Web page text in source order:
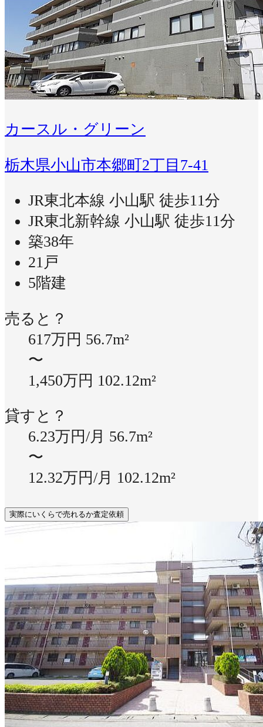
カースル・グリーン
栃木県小山市本郷町2丁目7-41
JR東北本線 小山駅 徒歩11分
JR東北新幹線 小山駅 徒歩11分
築38年
21戸
5階建
売ると？
617万円 56.7m²
〜
1,450万円 102.12m²
貸すと？
6.23万円/月 56.7m²
〜
12.32万円/月 102.12m²
実際にいくらで売れるか査定依頼